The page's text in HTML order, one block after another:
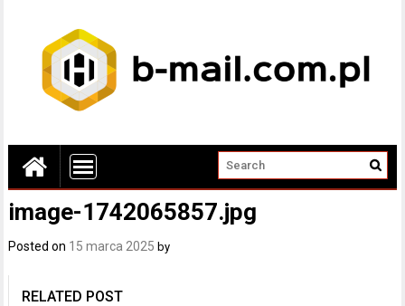
image-1742065857.jpg
Posted on 15 marca 2025 by
RELATED POST